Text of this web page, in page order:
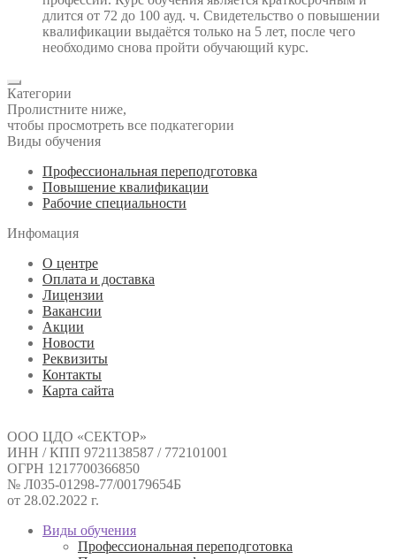
длится от 72 до 100 ауд. ч. Свидетельство о повышении
квалификации выдаётся только на 5 лет, после чего
необходимо снова пройти обучающий курс.
Категории
Пролистните ниже,
чтобы просмотреть все подкатегории
Виды обучения
Профессиональная переподготовка
Повышение квалификации
Рабочие специальности
Инфомация
О центре
Оплата и доставка
Лицензии
Вакансии
Акции
Новости
Реквизиты
Контакты
Карта сайта
ООО ЦДО «СЕКТОР»
ИНН / КПП 9721138587 / 772101001
ОГРН 1217700366850
№ Л035-01298-77/00179654Б
от 28.02.2022 г.
Виды обучения
Профессиональная переподготовка